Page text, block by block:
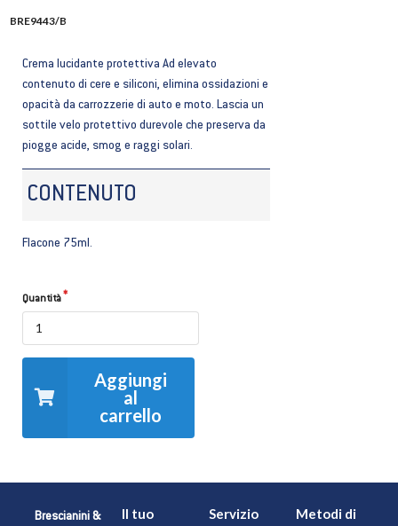
BRE9443/B
Crema lucidante protettiva Ad elevato
contenuto di cere e siliconi, elimina ossidazioni e
opacità da carrozzerie di auto e moto. Lascia un
sottile velo protettivo durevole che preserva da
piogge acide, smog e raggi solari.
CONTENUTO
Flacone 75ml.
Quantità
Aggiungi
al
carrello
Brescianini &
Il tuo
Servizio
Metodi di